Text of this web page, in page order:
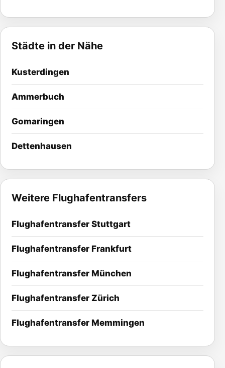
Städte in der Nähe
Kusterdingen
Ammerbuch
Gomaringen
Dettenhausen
Weitere Flughafentransfers
Flughafentransfer Stuttgart
Flughafentransfer Frankfurt
Flughafentransfer München
Flughafentransfer Zürich
Flughafentransfer Memmingen